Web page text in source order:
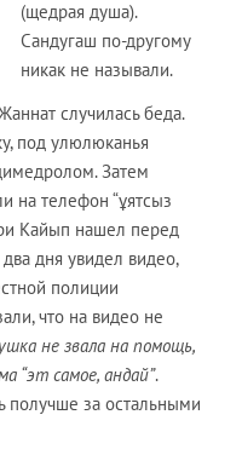
(щедрая душа).
Сандугаш по-другому
никак не называли.
случилась беда.
под улюлюканья
Затем
на телефон “ұятсыз
Кайып нашел перед
дня увидел видео,
полиции
что на видео не
не звала на помощь,
“эт самое, андай”.
получше за остальными